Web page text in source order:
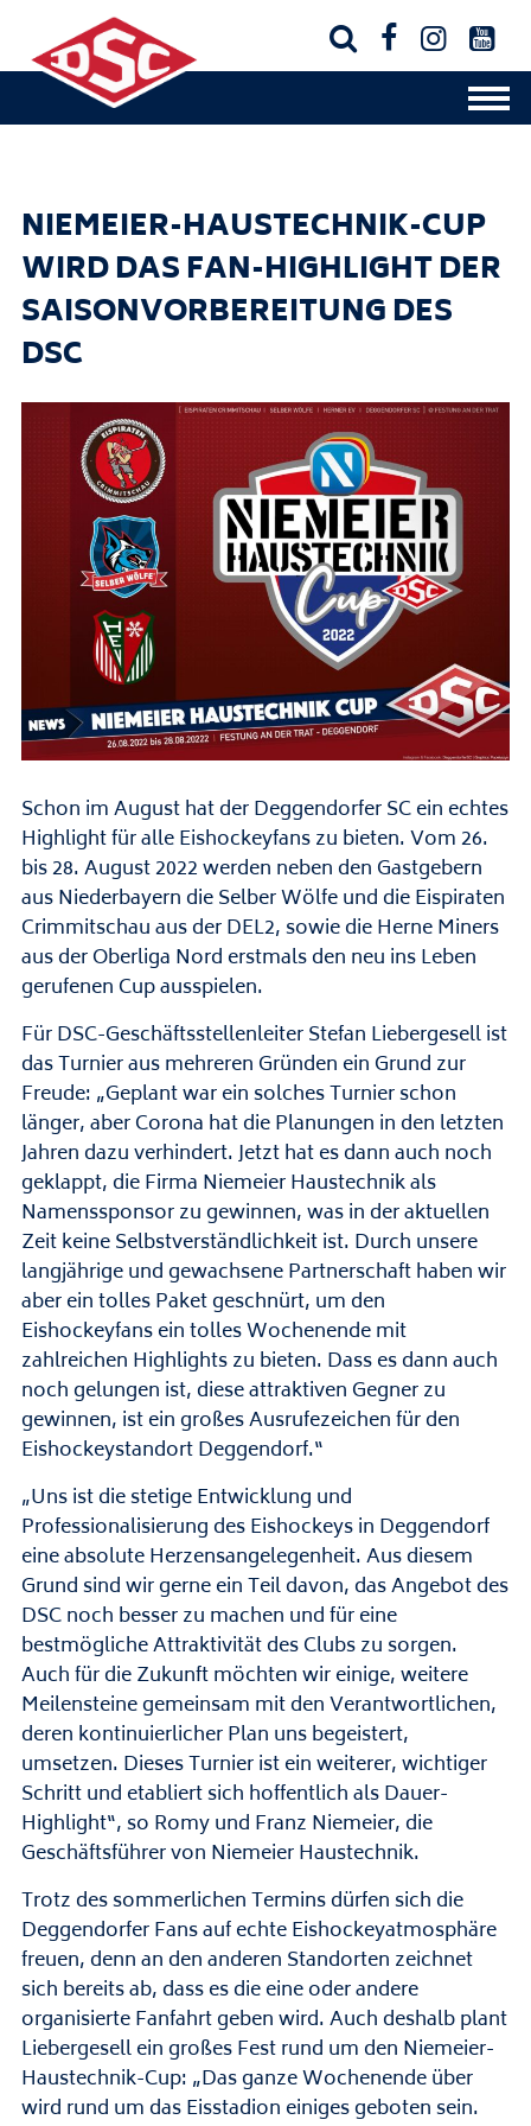
   
NIEMEIER-HAUSTECHNIK-CUP
WIRD DAS FAN-HIGHLIGHT DER
SAISONVORBEREITUNG DES
DSC
Schon im August hat der Deggendorfer SC ein echtes
Highlight für alle Eishockeyfans zu bieten. Vom 26.
bis 28. August 2022 werden neben den Gastgebern
aus Niederbayern die Selber Wölfe und die Eispiraten
Crimmitschau aus der DEL2, sowie die Herne Miners
aus der Oberliga Nord erstmals den neu ins Leben
gerufenen Cup ausspielen.
Für DSC-Geschäftsstellenleiter Stefan Liebergesell ist
das Turnier aus mehreren Gründen ein Grund zur
Freude: „Geplant war ein solches Turnier schon
länger, aber Corona hat die Planungen in den letzten
Jahren dazu verhindert. Jetzt hat es dann auch noch
geklappt, die Firma Niemeier Haustechnik als
Namenssponsor zu gewinnen, was in der aktuellen
Zeit keine Selbstverständlichkeit ist. Durch unsere
langjährige und gewachsene Partnerschaft haben wir
aber ein tolles Paket geschnürt, um den
Eishockeyfans ein tolles Wochenende mit
zahlreichen Highlights zu bieten. Dass es dann auch
noch gelungen ist, diese attraktiven Gegner zu
gewinnen, ist ein großes Ausrufezeichen für den
Eishockeystandort Deggendorf.“
„Uns ist die stetige Entwicklung und
Professionalisierung des Eishockeys in Deggendorf
eine absolute Herzensangelegenheit. Aus diesem
Grund sind wir gerne ein Teil davon, das Angebot des
DSC noch besser zu machen und für eine
bestmögliche Attraktivität des Clubs zu sorgen.
Auch für die Zukunft möchten wir einige, weitere
Meilensteine gemeinsam mit den Verantwortlichen,
deren kontinuierlicher Plan uns begeistert,
umsetzen. Dieses Turnier ist ein weiterer, wichtiger
Schritt und etabliert sich hoffentlich als Dauer-
Highlight“, so Romy und Franz Niemeier, die
Geschäftsführer von Niemeier Haustechnik.
Trotz des sommerlichen Termins dürfen sich die
Deggendorfer Fans auf echte Eishockeyatmosphäre
freuen, denn an den anderen Standorten zeichnet
sich bereits ab, dass es die eine oder andere
organisierte Fanfahrt geben wird. Auch deshalb plant
Liebergesell ein großes Fest rund um den Niemeier-
Haustechnik-Cup: „Das ganze Wochenende über
wird rund um das Eisstadion einiges geboten sein.